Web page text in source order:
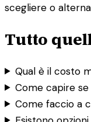
scegliere o
Tutto
Qual è il costo
Come capire
Come faccio a